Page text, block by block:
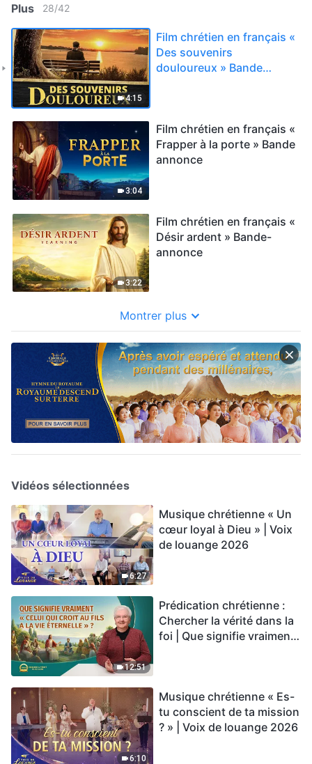
Plus 28/42
4:15
Film chrétien en français «
Des souvenirs
douloureux » Bande
3:04
Film chrétien en français «
Frapper à la porte » Bande
annonce
3:22
Film chrétien en français «
Désir ardent » Bande-
annonce
Montrer plus
Vidéos sélectionnées
6:27
Musique chrétienne « Un
cœur loyal à Dieu » | Voix
de louange 2026
12:51
Prédication chrétienne :
Chercher la vérité dans la
foi | Que signifie vraiment
6:10
Musique chrétienne « Es-
tu conscient de ta mission
? » | Voix de louange 2026